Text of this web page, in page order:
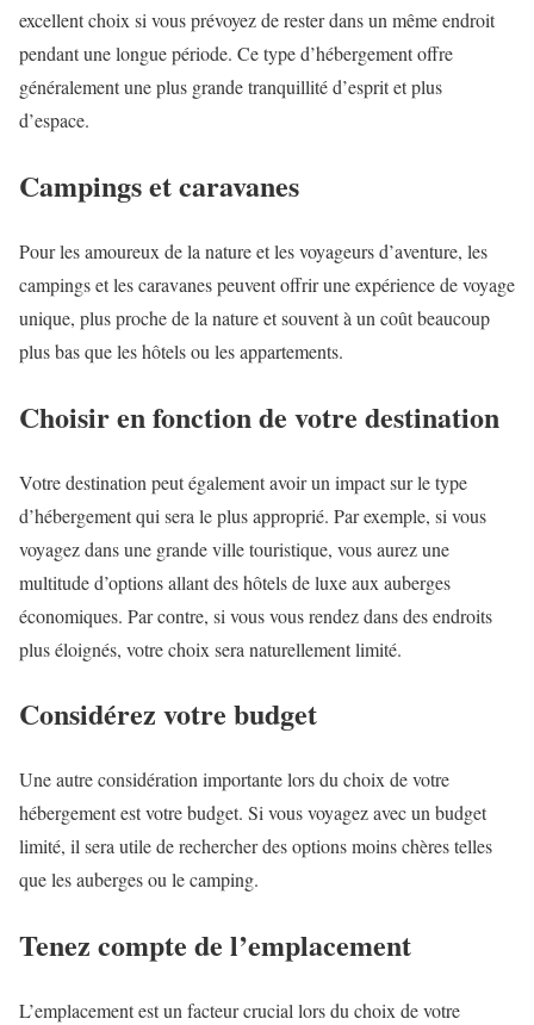
excellent choix si vous prévoyez de rester dans un même endroit
pendant une longue période. Ce type d’hébergement offre
généralement une plus grande tranquillité d’esprit et plus
d’espace.
Campings et caravanes
Pour les amoureux de la nature et les voyageurs d’aventure, les
campings et les caravanes peuvent offrir une expérience de voyage
unique, plus proche de la nature et souvent à un coût beaucoup
plus bas que les hôtels ou les appartements.
Choisir en fonction de votre destination
Votre destination peut également avoir un impact sur le type
d’hébergement qui sera le plus approprié. Par exemple, si vous
voyagez dans une grande ville touristique, vous aurez une
multitude d’options allant des hôtels de luxe aux auberges
économiques. Par contre, si vous vous rendez dans des endroits
plus éloignés, votre choix sera naturellement limité.
Considérez votre budget
Une autre considération importante lors du choix de votre
hébergement est votre budget. Si vous voyagez avec un budget
limité, il sera utile de rechercher des options moins chères telles
que les auberges ou le camping.
Tenez compte de l’emplacement
L’emplacement est un facteur crucial lors du choix de votre